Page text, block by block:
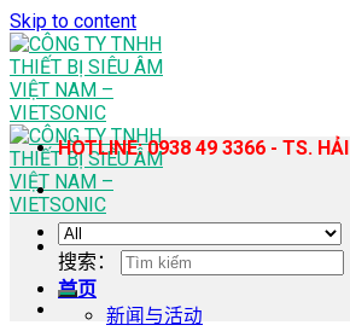
Skip to content
首页
新闻与活动
HOTLINE: 0938 49 3366 - TS. HẢI
搜索：